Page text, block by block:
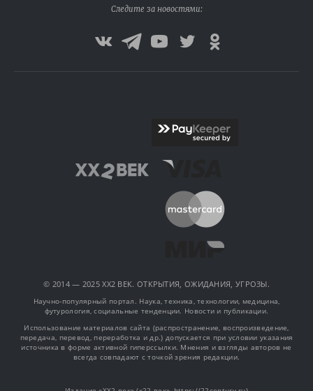
Следите за новостями:
© 2014 — 2025 XX2 ВЕК. ОТКРЫТИЯ, ОЖИДАНИЯ, УГРОЗЫ.
Научно-популярный портал. Наука, техника, технологии, медицина,
футурология, социальные тенденции. Новости и публикации.
Использование материалов сайта (распространение, воспроизведение,
передача, перевод, переработка и др.) допускается при условии указания
источника в форме активной гиперссылки. Мнения и взгляды авторов не
всегда совпадают с точкой зрения редакции.